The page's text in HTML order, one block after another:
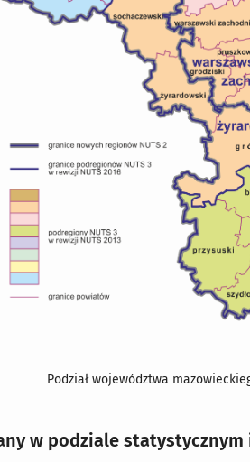
Podział województwa
w podziale statystycznym